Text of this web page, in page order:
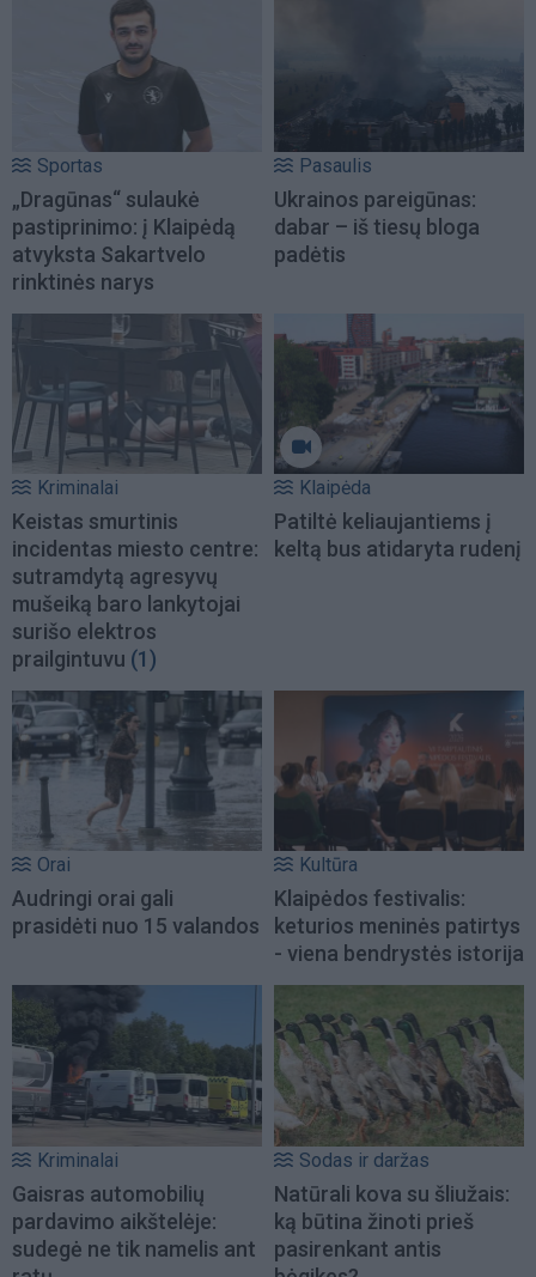
Sportas
„Dragūnas“ sulaukė
pastiprinimo: į Klaipėdą
atvyksta Sakartvelo
rinktinės narys
Pasaulis
Ukrainos pareigūnas:
dabar – iš tiesų bloga
padėtis
Kriminalai
Keistas smurtinis
incidentas miesto centre:
sutramdytą agresyvų
mušeiką baro lankytojai
surišo elektros
prailgintuvu (1)
Klaipėda
Patiltė keliaujantiems į
keltą bus atidaryta rudenį
Orai
Audringi orai gali
prasidėti nuo 15 valandos
Kultūra
Klaipėdos festivalis:
keturios meninės patirtys
- viena bendrystės istorija
Kriminalai
Gaisras automobilių
pardavimo aikštelėje:
sudegė ne tik namelis ant
Sodas ir daržas
Natūrali kova su šliužais:
ką būtina žinoti prieš
pasirenkant antis